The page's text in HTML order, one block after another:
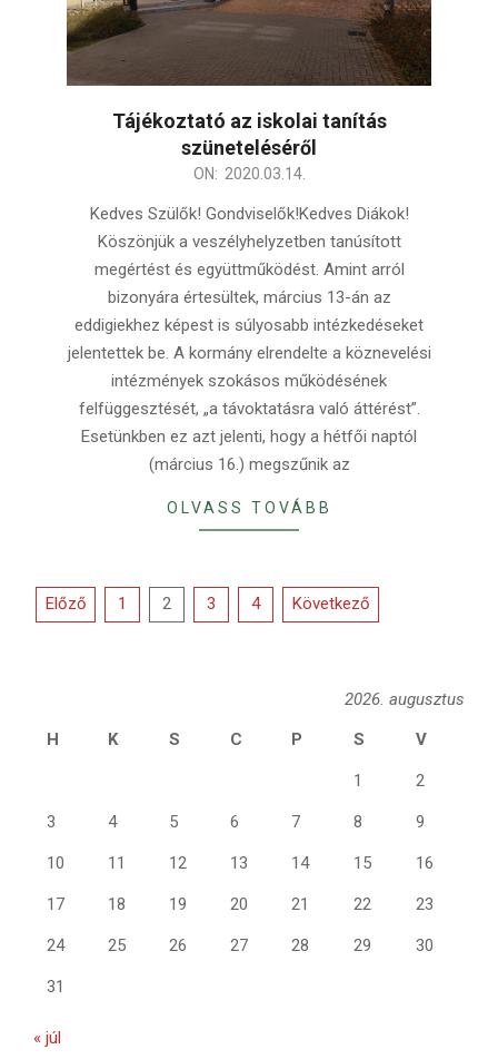
Tájékoztató az iskolai tanítás
szüneteléséről
ON: 2020.03.14.
Kedves Szülők! Gondviselők!Kedves Diákok!
Köszönjük a veszélyhelyzetben tanúsított
megértést és együttműködést. Amint arról
bizonyára értesültek, március 13-án az
eddigiekhez képest is súlyosabb intézkedéseket
jelentettek be. A kormány elrendelte a köznevelési
intézmények szokásos működésének
felfüggesztését, „a távoktatásra való áttérést”.
Esetünkben ez azt jelenti, hogy a hétfői naptól
(március 16.) megszűnik az
OLVASS TOVÁBB
Bejegyzések
Előző 1 2 3 4 Következő
2026. augusztus
H
K S C P S V
1 2
3 4 5 6 7 8 9
10 11 12 13 14 15 16
17 18 19 20 21 22 23
24 25 26 27 28 29 30
31
« júl